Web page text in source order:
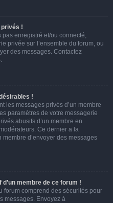
!
pas enregistré et/ou connecté,
privée sur l’ensemble du forum, ou
des messages. Contactez
!
les messages privés d’un membre
paramètres de votre messagerie
abusifs d’un membre en
Ce dernier a la
d’envoyer des messages
membre de ce forum !
forum comprend des sécurités pour
messages. Envoyez à